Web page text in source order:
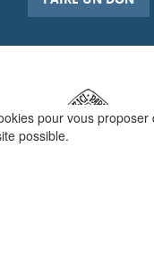
pour vous
possible.